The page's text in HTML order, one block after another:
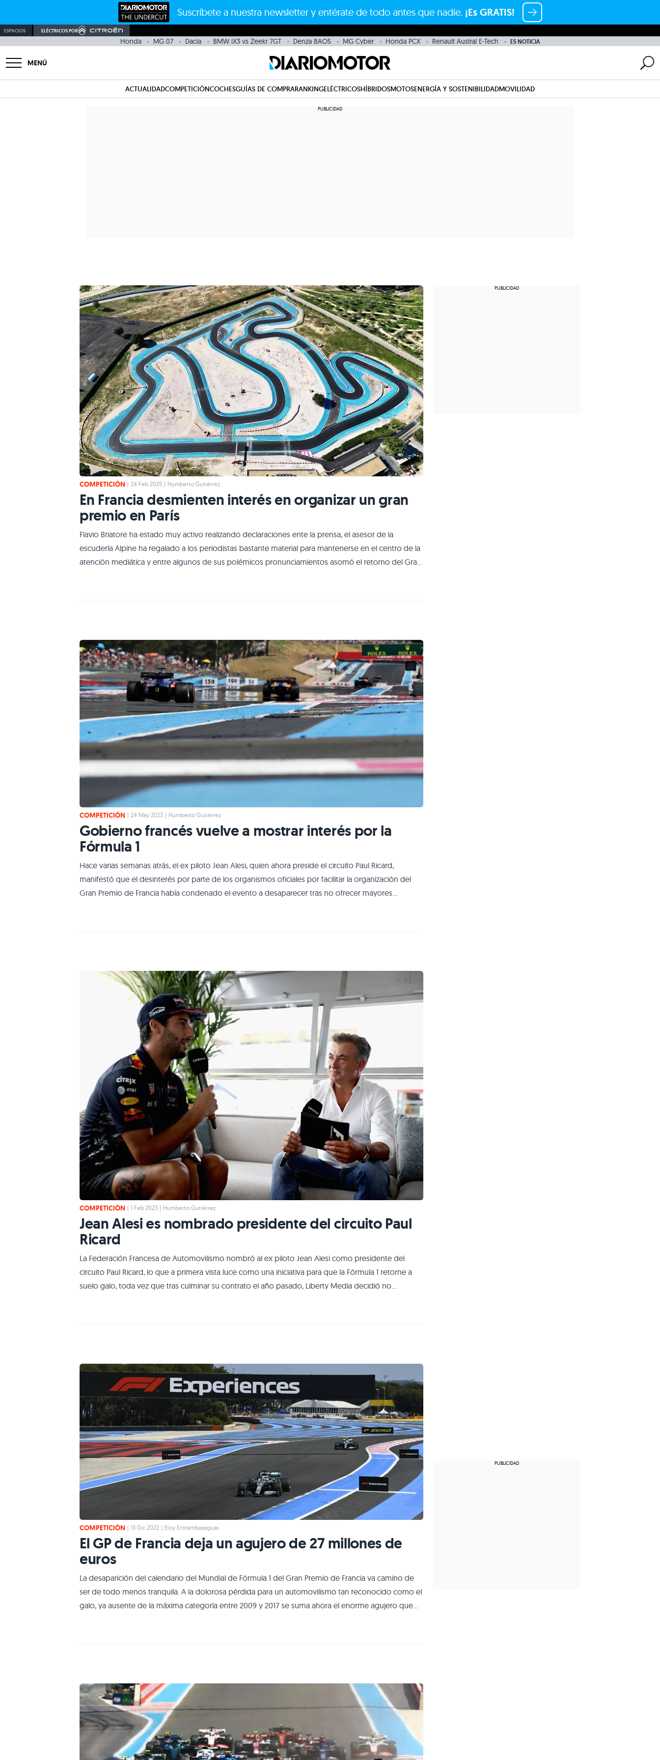
Suscríbete a nuestra newsletter y entérate de todo antes que nadie. ¡Es GRATIS!
ESPACIOS ELÉCTRICOS POR
Honda MG 07 Dacia BMW iX3 vs Zeekr 7GT Denza BAO5 MG Cyber Honda PCX Renault Austral E-Tech ES NOTICIA
MENÚ
ACTUALIDADCOMPETICIÓNCOCHESGUÍAS DE COMPRARANKINGELÉCTRICOSHÍBRIDOSMOTOSENERGÍA Y SOSTENIBILIDADMOVILIDAD
COMPETICIÓN | 24 Feb 2025 | Humberto Gutiérrez
En Francia desmienten interés en organizar un gran
premio en París
Flavio Briatore ha estado muy activo realizando declaraciones ente la prensa, el asesor de la
escudería Alpine ha regalado a los periodistas bastante material para mantenerse en el centro de la
atención mediática y entre algunos de sus polémicos pronunciamientos asomó el retorno del Gran
COMPETICIÓN | 24 May 2023 | Humberto Gutiérrez
Gobierno francés vuelve a mostrar interés por la
Fórmula 1
Hace varias semanas atrás, el ex piloto Jean Alesi, quien ahora preside el circuito Paul Ricard,
manifestó que el desinterés por parte de los organismos oficiales por facilitar la organización del
Gran Premio de Francia había condenado el evento a desaparecer tras no ofrecer mayores
COMPETICIÓN | 1 Feb 2023 | Humberto Gutiérrez
Jean Alesi es nombrado presidente del circuito Paul
Ricard
La Federación Francesa de Automovilismo nombró al ex piloto Jean Alesi como presidente del
circuito Paul Ricard, lo que a primera vista luce como una iniciativa para que la Fórmula 1 retorne a
suelo galo, toda vez que tras culminar su contrato el año pasado, Liberty Media decidió no
COMPETICIÓN | 15 Dic 2022 | Eloy Entrambasaguas
El GP de Francia deja un agujero de 27 millones de
euros
La desaparición del calendario del Mundial de Fórmula 1 del Gran Premio de Francia va camino de
ser de todo menos tranquila. A la dolorosa pérdida para un automovilismo tan reconocido como el
galo, ya ausente de la máxima categoría entre 2009 y 2017 se suma ahora el enorme agujero que